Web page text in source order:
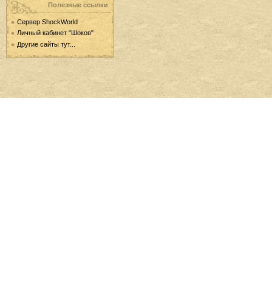
Полезные ссылки
Сервер ShockWorld
Личный кабинет "Шоков"
Другие сайты тут...